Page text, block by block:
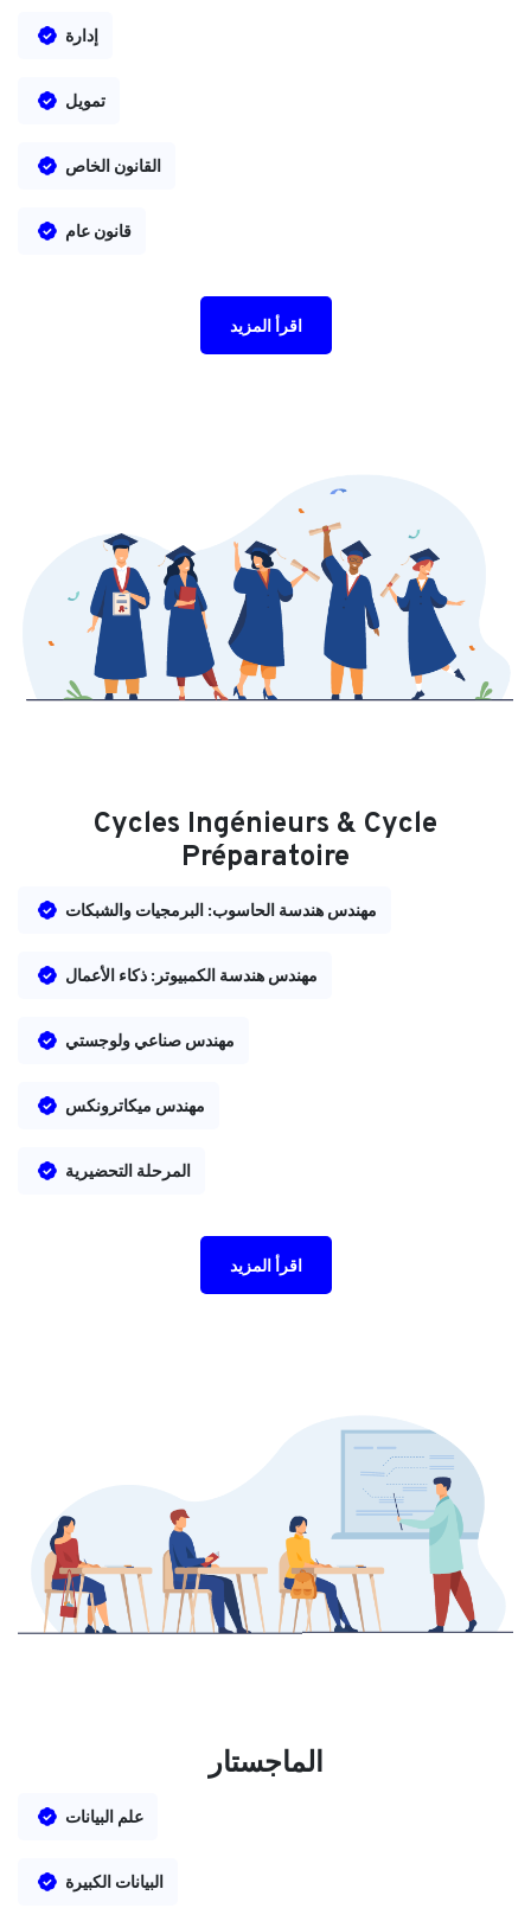
إدارة
تمويل
القانون الخاص
قانون عام
اقرأ المزيد
Cycles Ingénieurs & Cycle
Préparatoire
مهندس هندسة الحاسوب: البرمجيات والشبكات
مهندس هندسة الكمبيوتر: ذكاء الأعمال
مهندس صناعي ولوجستي
مهندس ميكاترونكس
المرحلة التحضيرية
اقرأ المزيد
الماجستار
علم البيانات
البيانات الكبيرة